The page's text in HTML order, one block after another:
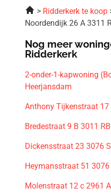
Ridderkerk te koop
Noordendijk 26 A 3311
Nog meer
Ridderkerk
2-onder-1-kapwoning
Heerjansdam
Anthony Tijkenstraat 17
Bredestraat 9 B 3011
Dickensstraat 23 3076
Heymansstraat 51 3076
Molenstraat 12 c 2961